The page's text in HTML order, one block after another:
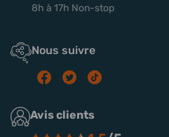
8h à 17h Non-stop
Nous suivre
Avis clients